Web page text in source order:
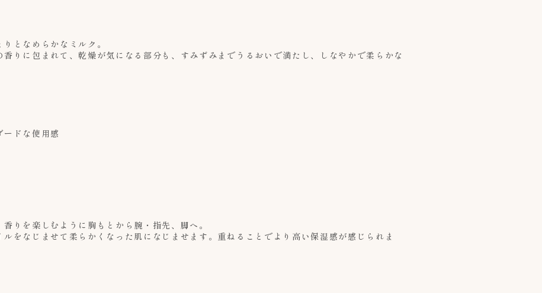
となめらかなミルク。
りに包まれて、乾燥が気になる部分も、すみずみまでうるおいで満たし、しなやかで柔らかな
ードな使用感
りを楽しむように胸もとから腕・指先、脚へ。
をなじませて柔らかくなった肌になじませます。重ねることでより高い保湿感が感じられま